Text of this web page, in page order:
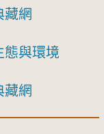
藏網
態與環境
藏網